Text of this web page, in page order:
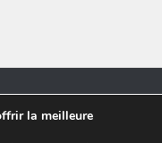
© 2026. Tous
la meilleure